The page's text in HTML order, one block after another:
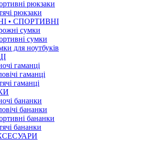
рюкзаки
рюкзаки
• СПОРТИВНІ
сумки
сумки
для ноутбуків
гаманці
гаманці
гаманці
бананки
бананки
бананки
бананки